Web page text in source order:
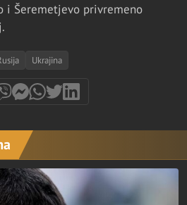
i Šeremetjevo privremeno
Ukrajina